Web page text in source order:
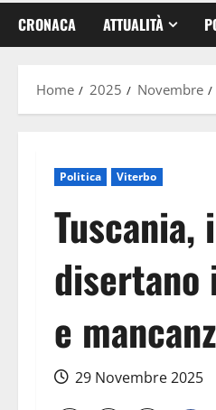
CRONACA ATTUALITÀ
Home 2025 Novembre
Politica Viterbo
disertano
e
29 Novembre 2025